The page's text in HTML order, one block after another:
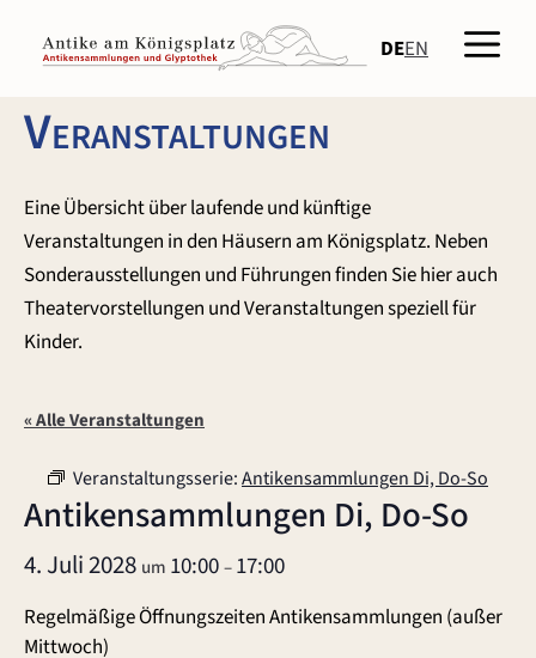
Inhalt
springen
DEEN
Veranstaltungen
Eine Übersicht über laufende und künftige
Veranstaltungen in den Häusern am Königsplatz. Neben
Sonderausstellungen und Führungen finden Sie hier auch
Theatervorstellungen und Veranstaltungen speziell für
Kinder.
« Alle Veranstaltungen
Veranstaltungsserie:Antikensammlungen Di, Do-So
Antikensammlungen Di, Do-So
4. Juli 2028 um 10:00–17:00
Regelmäßige Öffnungszeiten Antikensammlungen (außer
Mittwoch)